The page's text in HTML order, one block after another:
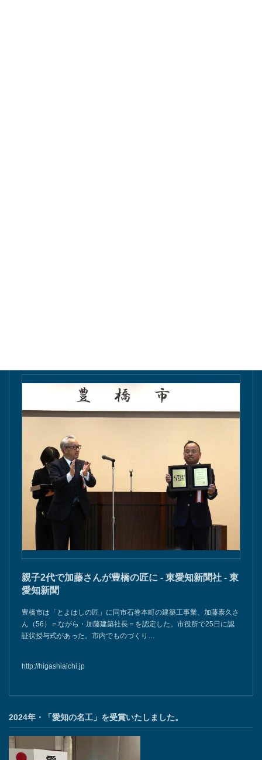
親子2代で加藤さんが豊橋の匠に - 東愛知新聞社 - 東
愛知新聞
豊橋市は「とよはしの匠」に同市石巻本町の建築工事業、加藤泰久さ
ん（56）＝ながら・加藤建築社長＝を認定した。市役所で25日に認
証状授与式があった。市内でものづくり…
http://higashiaichi.jp
2024年・「愛知の名工」を受賞いたしました。